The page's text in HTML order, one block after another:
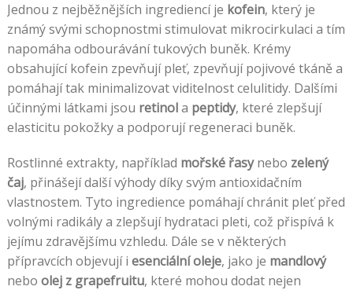
Jednou z nejběžnějších ingrediencí je kofein, který je
známý svými schopnostmi stimulovat mikrocirkulaci a tím
napomáha odbourávání tukových buněk. Krémy
obsahující kofein zpevňují pleť, zpevňují pojivové tkáně a
pomáhají tak minimalizovat viditelnost celulitidy. Dalšími
účinnými látkami jsou retinola peptidy, které zlepšují
elasticitu pokožky a podporují regeneraci buněk.
Rostlinné extrakty, například mořské řasynebo zelený
čaj, přinášejí další výhody díky svým antioxidačním
vlastnostem. Tyto ingredience pomáhají chránit pleť před
volnými radikály a zlepšují hydrataci pleti, což přispívá k
jejímu zdravějšímu vzhledu. Dále se v některých
přípravcích objevují i esenciální oleje, jako je mandlový
nebo olej z grapefruitu, které mohou dodat nejen